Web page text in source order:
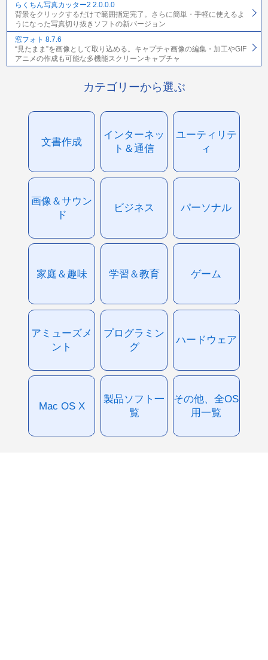
らくちん写真カッター2 2.0.0.0
背景をクリックするだけで範囲指定完了。さらに簡単・手軽に使えるよ
うになった写真切り抜きソフトの新バージョン
窓フォト 8.7.6
“見たまま”を画像として取り込める。キャプチャ画像の編集・加工やGIF
アニメの作成も可能な多機能スクリーンキャプチャ
カテゴリーから選ぶ
文書作成
インターネッ
ト＆通信
ユーティリテ
ィ
画像＆サウン
ド
ビジネス パーソナル
家庭＆趣味 学習＆教育 ゲーム
アミューズメ
ント
プログラミン
グ
ハードウェア
Mac OS X
製品ソフト一
覧
その他、全OS
用一覧